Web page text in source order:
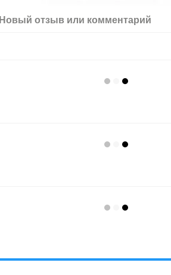
Новый отзыв или комментарий